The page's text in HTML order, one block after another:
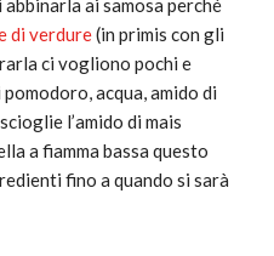
ai samosa perché
di verdure(in primis con gli
ci vogliono pochi e
acqua, amido di
l’amido di mais
a fiamma bassa questo
fino a quando si sarà